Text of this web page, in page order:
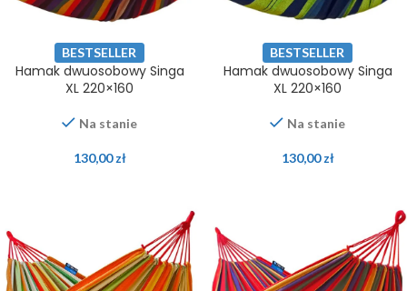
BESTSELLER
Hamak dwuosobowy Singa
XL 220×160
Na stanie
130,00zł
BESTSELLER
Hamak dwuosobowy Singa
XL 220×160
Na stanie
130,00zł